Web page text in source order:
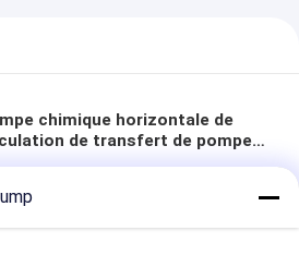
chimique horizontale de
de transfert de pompe